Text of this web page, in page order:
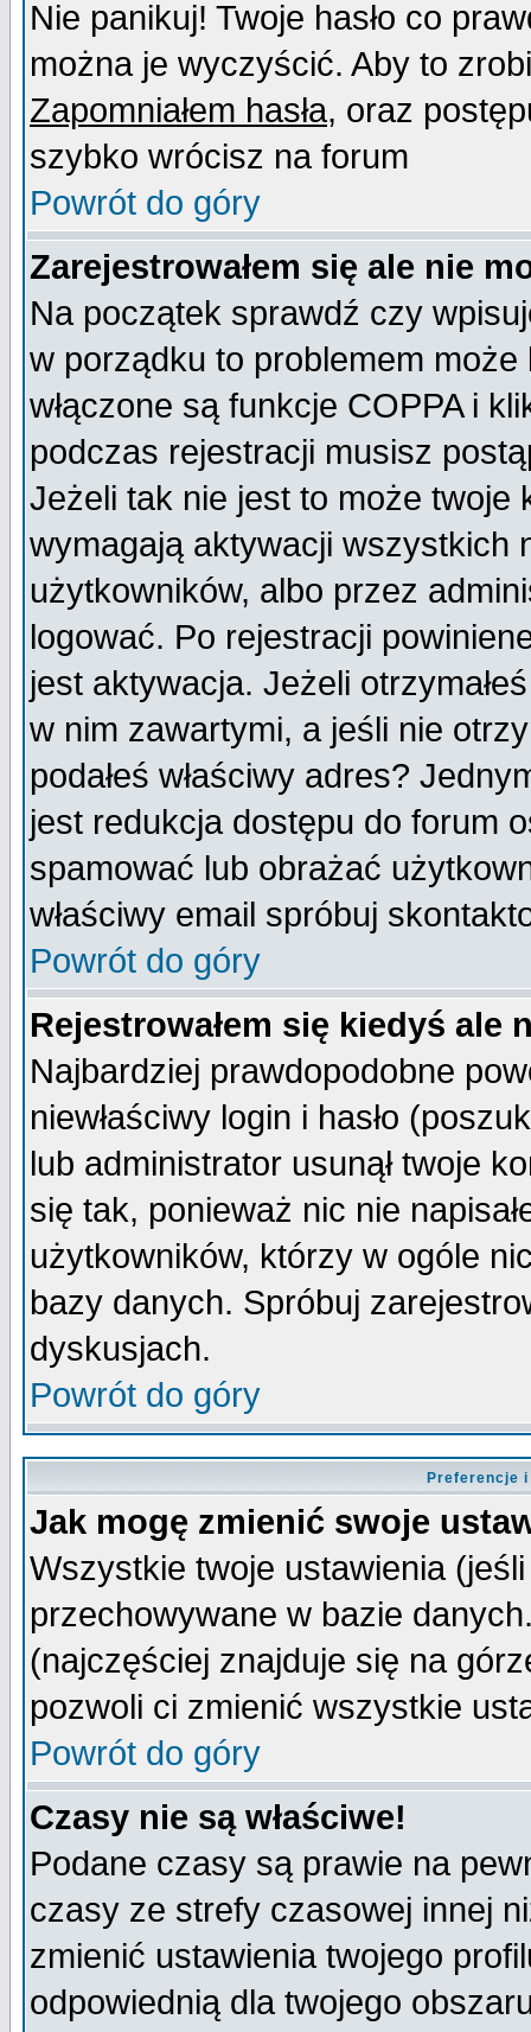
Nie panikuj! Twoje hasło co
można je wyczyścić. Aby to
Zapomniałem hasła, oraz
szybko wrócisz na forum
Powrót do góry
Zarejestrowałem się ale nie
Na początek sprawdź czy
w porządku to problemem
włączone są funkcje COPPA i
podczas rejestracji musisz
Jeżeli tak nie jest to może twoje
wymagają aktywacji wszystkich
użytkowników, albo przez
logować. Po rejestracji
jest aktywacja. Jeżeli
w nim zawartymi, a jeśli nie
podałeś właściwy adres?
jest redukcja dostępu do forum
spamować lub obrażać
właściwy email spróbuj
Powrót do góry
Rejestrowałem się kiedyś ale
Najbardziej prawdopodobne
niewłaściwy login i hasło
lub administrator usunął twoje
się tak, ponieważ nic nie
użytkowników, którzy w ogóle
bazy danych. Spróbuj
dyskusjach.
Powrót do góry
Preferencje
Jak mogę zmienić swoje
Wszystkie twoje ustawienia
przechowywane w bazie
(najczęściej znajduje się na
pozwoli ci zmienić wszystkie
Powrót do góry
Czasy nie są właściwe!
Podane czasy są prawie na
czasy ze strefy czasowej innej
zmienić ustawienia twojego
odpowiednią dla twojego